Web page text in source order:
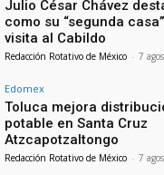
Julio César Chávez
como su “segunda
visita al Cabildo
Redacción Rotativo de México - 7
Edomex
Toluca mejora
potable en Santa Cruz
Atzcapotzaltongo
Redacción Rotativo de México - 7